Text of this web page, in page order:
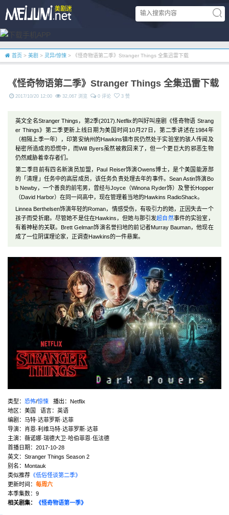
首页 > 美剧 > 灵异/惊悚 > 《怪奇物语第二季》Stranger Things 全集迅雷下载
《怪奇物语第二季》Stranger Things 全集迅雷下载
2017/10/20 12:00 32,067 浏览 0 评论 3 赞
英文全名Stranger Things，第2季(2017).Netflix的叫好叫座剧《怪奇物语 Strang
er Things》第二季更新上线日期为美国时间10月27日，第二季讲述在1984年
（相隔上季一年），印第安纳州的Hawkins镇市民仍然处于实验室的骇人传闻及
秘密所造成的恐慌中，而Will Byers虽然被救回来了，但一个更巨大的邪恶生物
仍然威胁着幸存者们。
第二季目前有四名新演员加盟，Paul Reiser饰演Owens博士，是个美国能源部
的「清理」任务中的高层成员，该任务负责处理去年的事件。Sean Astin饰演Bo
b Newby，一个善良的前宅男，曾经与Joyce（Winona Ryder饰）及警长Hopper
（David Harbor）在同一间高中，现在管理着当地的Hawkins RadioShack。
Linnea Berthelsen饰演年轻的Roman，情感受伤，有吸引力的她，正因失去一个
孩子而受折磨。尽管她不是住在Hawkins，但她与那引发超自然事件的实验室，
有着神秘的关联。Brett Gelman饰演名誉扫地的前记者Murray Bauman，他现在
成了一位阴谋理论家，正调查Hawkins的一件悬案。
类型： 恐怖/惊悚 播出：Netflix
地区：美国 语言：英语
编剧：马特·达菲罗斯·达菲
导演：肖恩·利维马特·达菲罗斯·达菲
主演：薇诺娜·瑞德大卫·哈伯菲恩·伍法德
首播日期：2017-10-28
英文：Stranger Things Season 2
别名：Montauk
类似推荐 《低俗怪谈第二季》
更新时间： 每周六
本季集数：9
相关剧集：
《怪奇物语第一季》